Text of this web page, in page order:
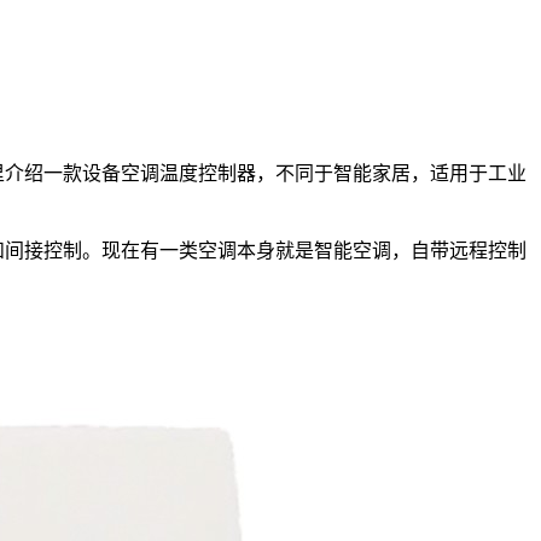
绍一款设备空调温度控制器，不同于智能家居，适用于工业
接控制。现在有一类空调本身就是智能空调，自带远程控制